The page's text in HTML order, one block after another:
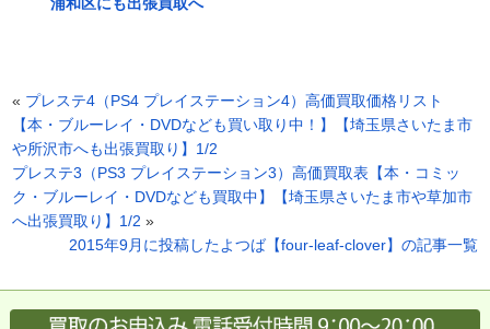
« プレステ4（PS4 プレイステーション4）高価買取価格リスト
【本・ブルーレイ・DVDなども買い取り中！】【埼玉県さいたま市
や所沢市へも出張買取り】1/2
プレステ3（PS3 プレイステーション3）高価買取表【本・コミッ
ク・ブルーレイ・DVDなども買取中】【埼玉県さいたま市や草加市
へ出張買取り】1/2 »
2015年9月に投稿したよつば【four-leaf-clover】の記事一覧